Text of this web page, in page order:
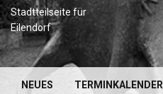
Stadtteilseite für
Eilendorf
NEUES TERMINKALENDER